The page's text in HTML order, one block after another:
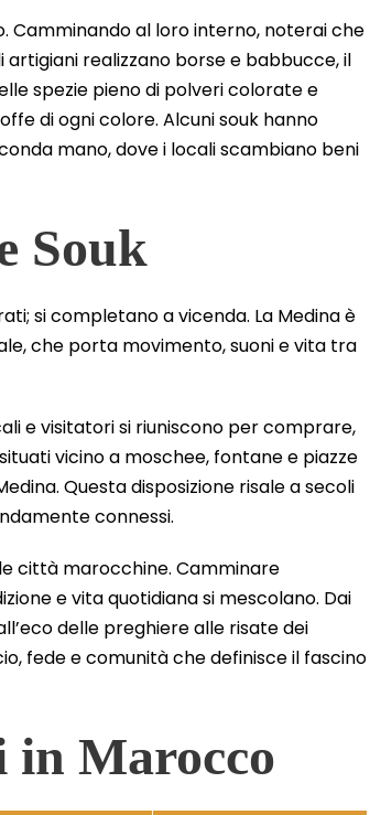
Camminando al loro interno, noterai che
artigiani realizzano borse e babbucce, il
spezie pieno di polveri colorate e
di ogni colore. Alcuni souk hanno
mano, dove i locali scambiano beni
Souk
si completano a vicenda. La Medina è
che porta movimento, suoni e vita tra
e visitatori si riuniscono per comprare,
vicino a moschee, fontane e piazze
Questa disposizione risale a secoli
connessi.
città marocchine. Camminare
e vita quotidiana si mescolano. Dai
delle preghiere alle risate dei
fede e comunità che definisce il fascino
in Marocco